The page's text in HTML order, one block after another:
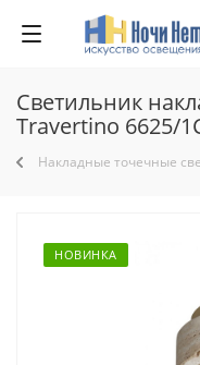
Светильник
Travertino 6625/
Накладные точечные
НОВИНКА